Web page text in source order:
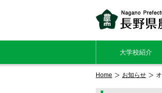
大学校紹介
Home お知らせ